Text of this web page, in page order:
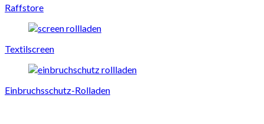
Raffstore
Textilscreen
Einbruchsschutz-Rolladen